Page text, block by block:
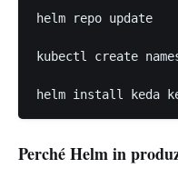
helm repo update
kubectl create
helm install keda
Perché Helm in